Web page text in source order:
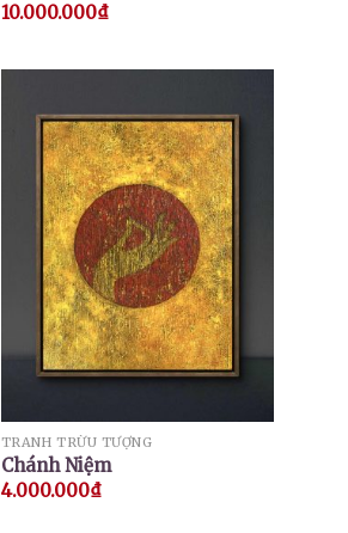
10.000.000₫
TRANH TRỪU TƯỢNG
Chánh Niệm
4.000.000₫